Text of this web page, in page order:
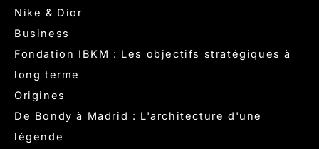
Nike & Dior
Business
Fondation IBKM : Les objectifs stratégiques à
long terme
Origines
De Bondy à Madrid : L'architecture d'une
légende